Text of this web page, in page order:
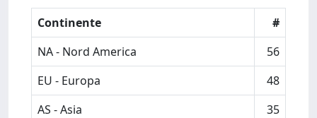
Continente
#
NA - Nord America
56
EU - Europa
48
AS - Asia
35